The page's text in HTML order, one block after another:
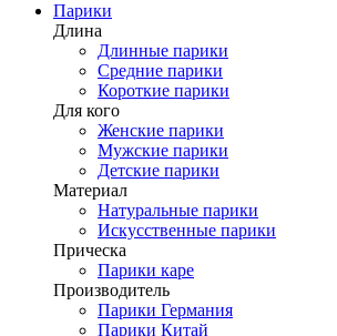
Парики
Длина
Длинные парики
Средние парики
Короткие парики
Для кого
Женские парики
Мужские парики
Детские парики
Материал
Натуральные парики
Искусственные парики
Прическа
Парики каре
Производитель
Парики Германия
Парики Китай